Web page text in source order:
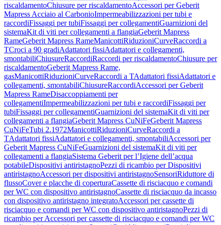
riscaldamentoChiusure per riscaldamentoAccessori per Geberit
Mapress Acciaio al CarbonioImpermeabilizzazioni per tubi e
raccordiFissaggi per tubiFissaggi per collegamentiGuarnizioni del
sistemaKit di viti per collegamenti a flangiaGeberit Mapress
RameGeberit Mapress RameManicottiRiduzioniCurveRaccordi a
TCroci a 90 gradiAdattatori fissiAdattatori e collegamenti,
smontabiliChiusureRaccordiRaccordi per riscaldamentoChiusure per
riscaldamentoGeberit Mapress Rame,
gasManicottiRiduzioniCurveRaccordi a TAdattatori fissiAdattatori e
collegamenti, smontabiliChiusureRaccordiAccessori per Geberit
Mapress RameDisaccoppiamenti per
collegamentiImpermeabilizzazioni per tubi e raccordiFissaggi per
tubiFissaggi per collegamentiGuarnizioni del sistemaKit di viti per
collegamenti a flangiaGeberit Mapress CuNiFeGeberit Mapress
CuNiFeTubi 2.1972ManicottiRiduzioniCurveRaccordi a
TAdattatori fissiAdattatori e collegamenti, smontabiliAccessori per
Geberit Mapress CuNiFeGuarnizioni del sistemaKit di viti per
collegamenti a flangiaSistema Geberit per l’Igiene dell’acqua
potabileDispositivi antiristagnoPezzi di ricambio per Dispositivi
antiristagnoAccessori per dispositivi antiristagnoSensoriRiduttore di
flussoCover e placche di coperturaCassette di risciacquo e comandi
per WC con dispositivo antiristagnoCassette di risciacquo da incasso
con dispositivo antiristagno integratoAccessori per cassette di
risciacquo e comandi per WC con dispositivo antiristagnoPezzi di
ricambio per Accessori per cassette di risciacquo e comandi per WC